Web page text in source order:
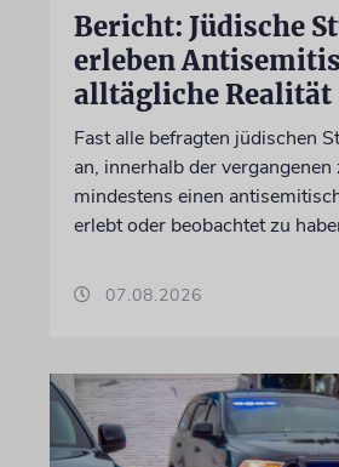
Bericht: Jüdische
erleben
alltägliche Realität
Fast alle befragten jüdischen
an, innerhalb der
mindestens einen
erlebt oder beobachtet zu
07.08.2026